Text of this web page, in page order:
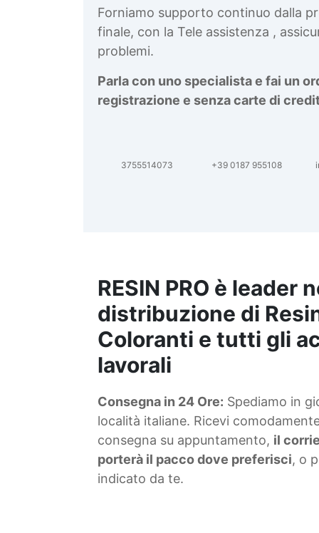
Forniamo supporto continuo dalla
finale, con la Tele assistenza ,
problemi.
Parla con uno specialista e fai un
registrazione e senza carte di
3755514073 +39 0187 955108
RESIN PRO è leader
distribuzione di
Coloranti e tutti gli
lavorali
Consegna in 24 Ore: Spediamo in
località italiane. Ricevi
consegna su appuntamento, il
porterà il pacco dove preferisci, o
indicato da te.